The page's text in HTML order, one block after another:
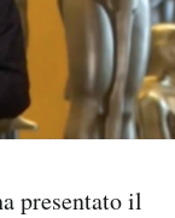
presentato il